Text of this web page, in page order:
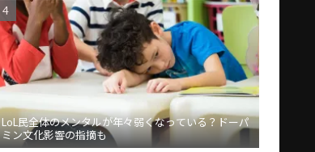
LoL民全体のメンタルが年々弱くなっている？ドーパ
ミン文化影響の指摘も